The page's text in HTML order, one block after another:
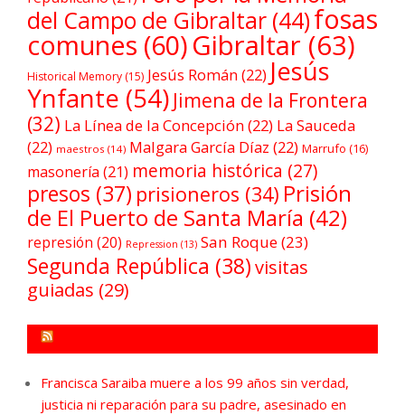
del Campo de Gibraltar (44)fosas
comunes (60)Gibraltar(63)
Historical Memory (15) Jesús Román(22) Jesús
Ynfante (54) Jimena de la Frontera
(32) La Línea de la Concepción(22) La Sauceda
(22) maestros (14) Malgara García Díaz (22) Marrufo (16)
masonería (21) memoria histórica (27)
presos (37) prisioneros (34) Prisión
de El Puerto de Santa María (42)
represión (20) Repression (13) San Roque(23)
Segunda República (38)visitas
guiadas (29)
Francisca Saraiba muere a los 99 años sin verdad,
justicia ni reparación para su padre, asesinado en